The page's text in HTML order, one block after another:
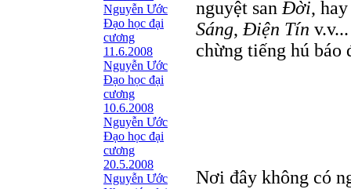
Nguyễn Ước
Ðạo học đại
cương
11.6.2008
Nguyễn Ước
Ðạo học đại
cương
10.6.2008
Nguyễn Ước
Ðạo học đại
cương
20.5.2008
Nguyễn Ước
nguyệt san Ðời,
Sáng, Ðiện Tín
chừng tiếng hú báo
Nơi đây không có